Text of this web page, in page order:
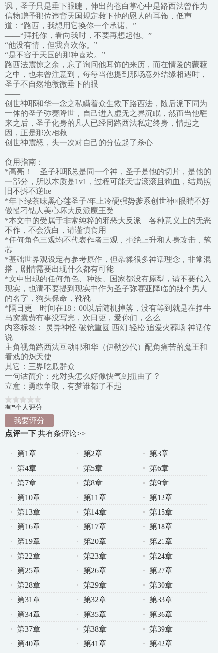
讽，圣子只是垂下眼睫，伸出的苍白掌心中是路西法曾作为
信物赠予那位违背天国规定救下他的恩人的耳饰，低声
道：“路西，我想用它换你一个承诺。”
——“拜托你，看向我时，不要再想起他。”
“他没有情，但我喜欢你。”
“是不容于天国的那种喜欢。”
路西法震惊之余，忘了询问他耳饰的来历，而在情爱的蒙蔽
之中，也未曾注意到，每每当他提到那场意外结缘相遇时，
圣子不自然地微微垂下的眼
——
创世神耶和华一念之私瞒着众生救下路西法，随后派下同为
一体的圣子弥赛降世，自己进入虚无之界沉眠，然而当他醒
来之后，圣子化身的凡人已经同路西法私定终身，情起之
因，正是那次相救
创世神震怒，头一次对自己的分位起了杀心
——
食用指南：
*高亮！！圣子和耶总是同一个神，圣子是他的切片，是他的
一部分，所以本质是1v1，过程可能天雷滚滚且狗血，结局照
旧不拆不逆he
*年下绿茶味黑心莲圣子/年上冷硬强势爹系创世神×眼睛不好
傲慢刁钻人美心坏大反派魔王受
*本文中的受属于非常纯粹的邪恶大反派，各种意义上的无恶
不作，不会洗白，请谨慎食用
*任何角色三观均不代表作者三观，拒绝上升和人身攻击，笔
芯
*基础世界观设定有参考原作，但杂糅很多神话理念，非常混
搭，剧情需要出现什么都有可能
*文中出现的任何角色、种族、国家都没有原型，请不要代入
现实，也请不要提到现实中作为圣子弥赛亚降临的辣个男人
的名字，狗头保命，靴靴
*隔日更，时间在18：00以后随机掉落，没有等到就是在挣牛
马窝囊费有事没写完，次日更，爱你们，么么
内容标签： 灵异神怪 破镜重圆 西幻 轻松 追爱火葬场 神话传
说
主角视角路西法互动耶和华（伊勒沙代）配角痛苦的魔王和
看戏的炽天使
其它：三界吃瓜群众
一句话简介：死对头怎么好像快气到扭曲了？
立意：勇敢争取，有梦谁都了不起
有*个人评分
我要评分
点评一下 共有条评论>>
第1章 第2章
第3章
第4章
第5章
第6章
第7章
第8章
第9章
第10章
第11章
第12章
第13章
第14章
第15章
第16章
第17章
第18章
第19章
第20章
第21章
第22章
第23章
第24章
第25章
第26章
第27章
第28章
第29章
第30章
第31章
第32章
第33章
第34章
第35章
第36章
第37章
第38章
第39章
第40章
第41章
第42章